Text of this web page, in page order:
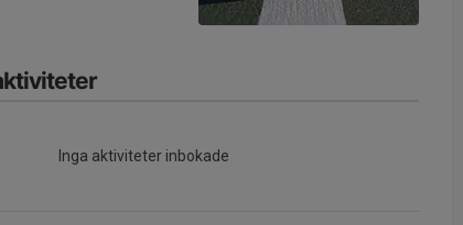
Inga aktiviteter inbokade